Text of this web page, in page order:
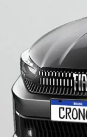
PARA SUA
trabalho ou lazer, com
o Fiat Cronos é o